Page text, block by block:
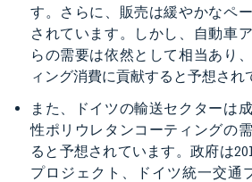
す。さらに、販売は緩やかなペ
されています。しかし、自動車
らの需要は依然として相当あり
ィング消費に貢献すると予想され
また、ドイツの輸送セクターは
性ポリウレタンコーティングの
ると予想されています。政府は
プロジェクト、ドイツ統一交通